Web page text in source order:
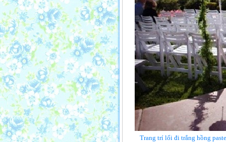
Trang trí lối đi trắng hồng